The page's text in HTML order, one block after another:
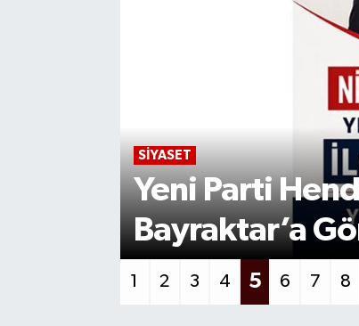
GÜNCEL
Başpınar
Düzenleme
1 2 3 4 5 6 7 8